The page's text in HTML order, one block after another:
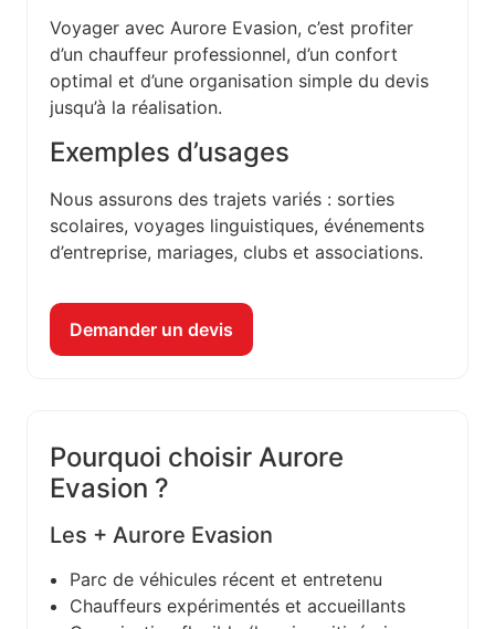
Voyager avec Aurore Evasion, c’est profiter
d’un chauffeur professionnel, d’un confort
optimal et d’une organisation simple du devis
jusqu’à la réalisation.
Exemples d’usages
Nous assurons des trajets variés : sorties
scolaires, voyages linguistiques, événements
d’entreprise, mariages, clubs et associations.
Demander un devis
Pourquoi choisir Aurore
Evasion ?
Les + Aurore Evasion
Parc de véhicules récent et entretenu
Chauffeurs expérimentés et accueillants